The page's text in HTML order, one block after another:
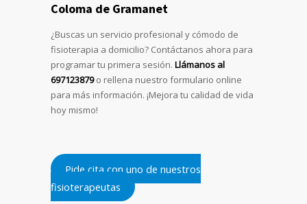
Coloma de Gramanet
¿Buscas un servicio profesional y cómodo de
fisioterapia a domicilio? Contáctanos ahora para
programar tu primera sesión. Llámanos al
697123879o rellena nuestro formulario online
para más información. ¡Mejora tu calidad de vida
hoy mismo!
Pide cita con uno de nuestros
fisioterapeutas